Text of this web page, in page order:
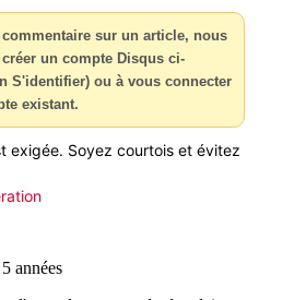
sur un article, nous
un compte Disqus ci-
S'identifier) ou à vous connecter
existant.
exigée. Soyez courtois et évitez